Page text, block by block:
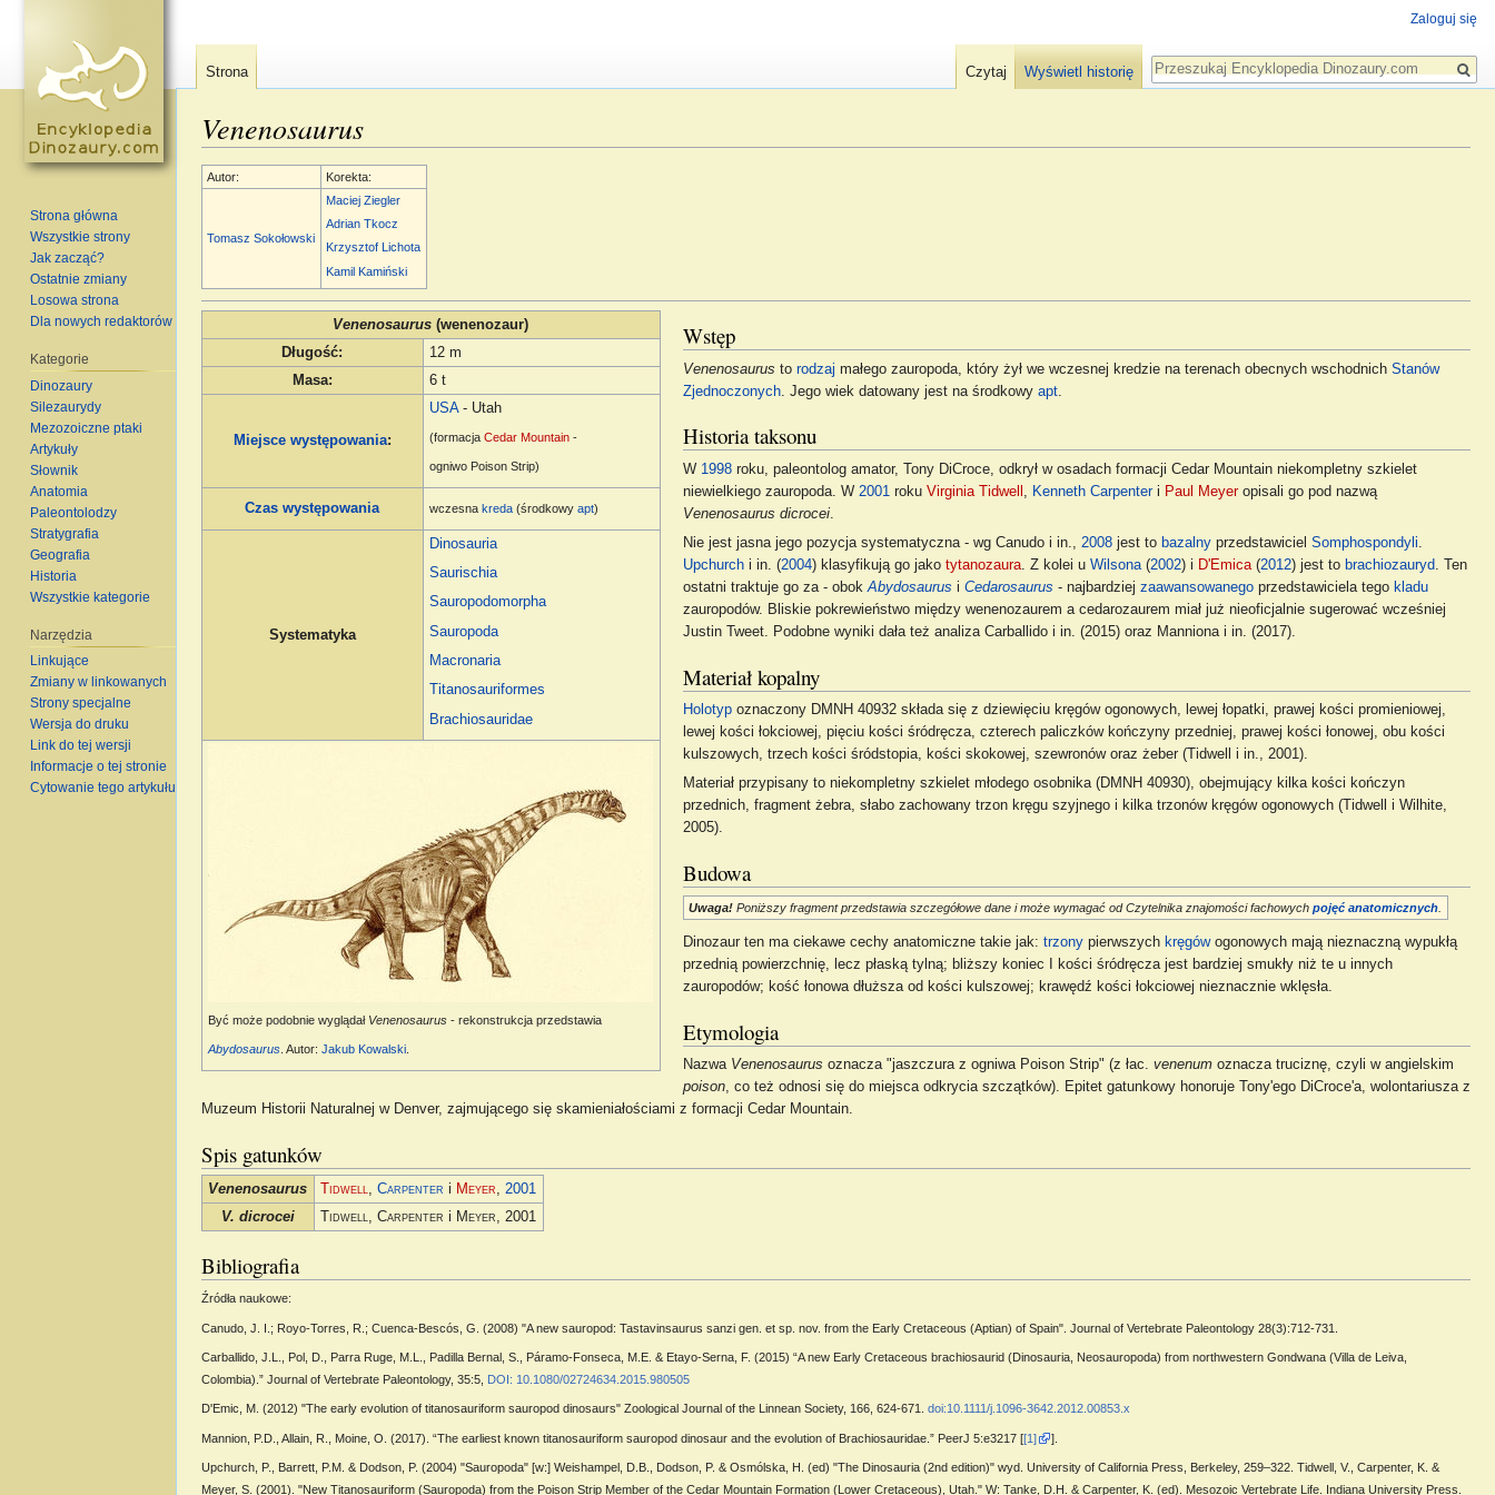
Venenosaurus
Autor: Korekta:
Tomasz Sokołowski
Maciej Ziegler
Adrian Tkocz
Krzysztof Lichota
Kamil Kamiński
Venenosaurus (wenenozaur)
Długość:
12 m
Masa: 6 t
Miejsce występowania:
USA- Utah
(formacjaCedar Mountain -
ogniwo Poison Strip)
Czas występowania wczesnakreda (środkowyapt)
Systematyka
Dinosauria
Saurischia
Sauropodomorpha
Sauropoda
Macronaria
Titanosauriformes
Brachiosauridae
Być może podobnie wyglądał Venenosaurus - rekonstrukcja przedstawia
Abydosaurus. Autor:Jakub Kowalski.
Wstęp
Venenosaurus to rodzaj małego zauropoda, który żył we wczesnej kredzie na terenach obecnych wschodnich Stanów
Zjednoczonych. Jego wiek datowany jest na środkowy apt.
Historia taksonu
W 1998roku, paleontolog amator, Tony DiCroce, odkrył w osadach formacji Cedar Mountain niekompletny szkielet
niewielkiego zauropoda. W 2001 roku Virginia Tidwell Kenneth Carpenteri Paul Meyeropisali go pod nazwą
Venenosaurus dicrocei.
Nie jest jasna jego pozycja systematyczna - wg Canudo i in., 2008jest to bazalnyprzedstawiciel Somphospondyli.
Upchurchi in. (2004) klasyfikują go jako tytanozaura. Z kolei u Wilsona(2002) i D'Emica(2012) jest to brachiozauryd. Ten
ostatni traktuje go za - obokAbydosaurus i Cedarosaurus - najbardziej zaawansowanegoprzedstawiciela tego kladu
zauropodów. Bliskie pokrewieństwo między wenenozaurem a cedarozaurem miał już nieoficjalnie sugerować wcześniej
Justin Tweet. Podobne wyniki dała też analiza Carballido i in. (2015) oraz Manniona i in. (2017).
Materiał kopalny
Holotypoznaczony DMNH 40932 składa się z dziewięciu kręgów ogonowych, lewej łopatki, prawej kości promieniowej,
lewej kości łokciowej, pięciu kości śródręcza, czterech paliczków kończyny przedniej, prawej kości łonowej, obu kości
kulszowych, trzech kości śródstopia, kości skokowej, szewronów oraz żeber (Tidwell i in., 2001).
Materiał przypisany to niekompletny szkielet młodego osobnika (DMNH 40930), obejmujący kilka kości kończyn
przednich, fragment żebra, słabo zachowany trzon kręgu szyjnego i kilka trzonów kręgów ogonowych (Tidwell i Wilhite,
2005).
Budowa
Uwaga! Poniższy fragment przedstawia szczegółowe dane i może wymagać od Czytelnika znajomości fachowychpojęć anatomicznych
Dinozaur ten ma ciekawe cechy anatomiczne takie jak: trzonypierwszych kręgówogonowych mają nieznaczną wypukłą
przednią powierzchnię, lecz płaską tylną; bliższy koniec I kości śródręcza jest bardziej smukły niż te u innych
zauropodów; kość łonowa dłuższa od kości kulszowej; krawędź kości łokciowej nieznacznie wklęsła.
Etymologia
Nazwa Venenosaurus oznacza "jaszczura z ogniwa Poison Strip" (z łac. venenumoznacza truciznę, czyli w angielskim
poison, co też odnosi się do miejsca odkrycia szczątków). Epitet gatunkowy honoruje Tony'ego DiCroce'a, wolontariusza z
Muzeum Historii Naturalnej w Denver, zajmującego się skamieniałościami z formacji Cedar Mountain.
Spis gatunków
Venenosaurus Tidwell,Carpenter i Meyer,2001
V. dicrocei
Tidwell, Carpenter i Meyer, 2001
Bibliografia
Źródła naukowe:
Canudo, J. I.; Royo-Torres, R.; Cuenca-Bescós, G. (2008) "A new sauropod: Tastavinsaurus sanzi gen. et sp. nov. from the Early Cretaceous (Aptian) of Spain". Journal of Vertebrate Paleontology 28(3):712-731.
Carballido, J.L., Pol, D., Parra Ruge, M.L., Padilla Bernal, S., Páramo-Fonseca, M.E. & Etayo-Serna, F. (2015) “A new Early Cretaceous brachiosaurid (Dinosauria, Neosauropoda) from northwestern Gondwana (Villa de Leiva,
Colombia).” Journal of Vertebrate Paleontology, 35:5, DOI: 10.1080/02724634.2015.980505
D'Emic, M. (2012) "The early evolution of titanosauriform sauropod dinosaurs" Zoological Journal of the Linnean Society, 166, 624-671. doi:10.1111/j.1096-3642.2012.00853.x
Mannion, P.D., Allain, R., Moine, O. (2017). “The earliest known titanosauriform sauropod dinosaur and the evolution of Brachiosauridae.” PeerJ 5:e3217 [[1] ].
Upchurch, P., Barrett, P.M. & Dodson, P. (2004) "Sauropoda" [w:] Weishampel, D.B., Dodson, P. & Osmólska, H. (ed) "The Dinosauria (2nd edition)" wyd. University of California Press, Berkeley, 259–322. Tidwell, V., Carpenter, K. &
Meyer, S. (2001). "New Titanosauriform (Sauropoda) from the Poison Strip Member of the Cedar Mountain Formation (Lower Cretaceous), Utah." W: Tanke, D.H. & Carpenter, K. (ed). Mesozoic Vertebrate Life. Indiana University Press.
Zaloguj się
Strona Czytaj Wyświetl historię
Szukaj
Strona główna
Wszystkie strony
Jak zacząć?
Ostatnie zmiany
Losowa strona
Dla nowych redaktorów
Kategorie
Dinozaury
Silezaurydy
Mezozoiczne ptaki
Artykuły
Słownik
Anatomia
Paleontolodzy
Stratygrafia
Geografia
Historia
Wszystkie kategorie
Narzędzia
Linkujące
Zmiany w linkowanych
Strony specjalne
Wersja do druku
Link do tej wersji
Informacje o tej stronie
Cytowanie tego artykułu